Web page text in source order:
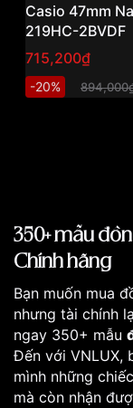
Casio 47mm
219HC-2BVDF
715,200₫
-20%
350+ mẫu
Chính hãng
Bạn muốn mua
nhưng tài chính
ngay 350+ mẫu
Đến với VNLUX,
mình những
mà còn nhận